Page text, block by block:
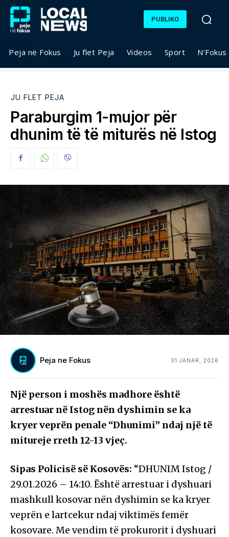
PUBLIKO
Peja në Fokus Ju flet Peja Videos Sport
JU FLET PEJA
Paraburgim 1-mujor për
dhunim të të miturës në Istog
Peja ne Fokus 31 JANAR, 2026
Një person i moshës madhore është
arrestuar në Istog nën dyshimin se ka
kryer veprën penale “Dhunimi” ndaj një të
mitureje rreth 12-13 vjeç.
Sipas Policisë së Kosovës: “DHUNIM Istog /
29.01.2026 – 14:10. Është arrestuar i dyshuari
mashkull kosovar nën dyshimin se ka kryer
veprën e lartcekur ndaj viktimës femër
kosovare. Me vendim të prokurorit i dyshuari